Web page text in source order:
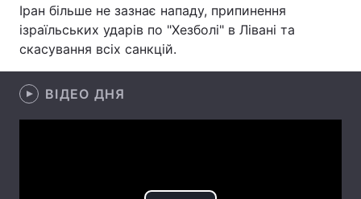
Лонгріди
Інтерв'ю
Іран більше не зазнає нападу, припинення
ізраїльських ударів по "Хезболі" в Лівані та
скасування всіх санкцій.
ВІДЕО ДНЯ